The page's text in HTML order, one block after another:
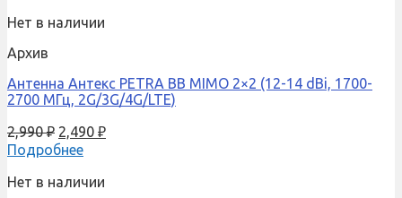
Нет в наличии
Архив
Антенна Антекс PETRA BB MIMO 2×2 (12-14 dBi, 1700-
2700 МГц, 2G/3G/4G/LTE)
2,990₽ 2,490 ₽
Подробнее
Нет в наличии